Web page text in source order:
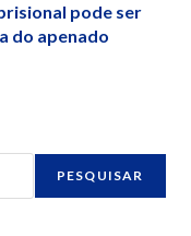
pode ser
do apenado
PESQUISAR